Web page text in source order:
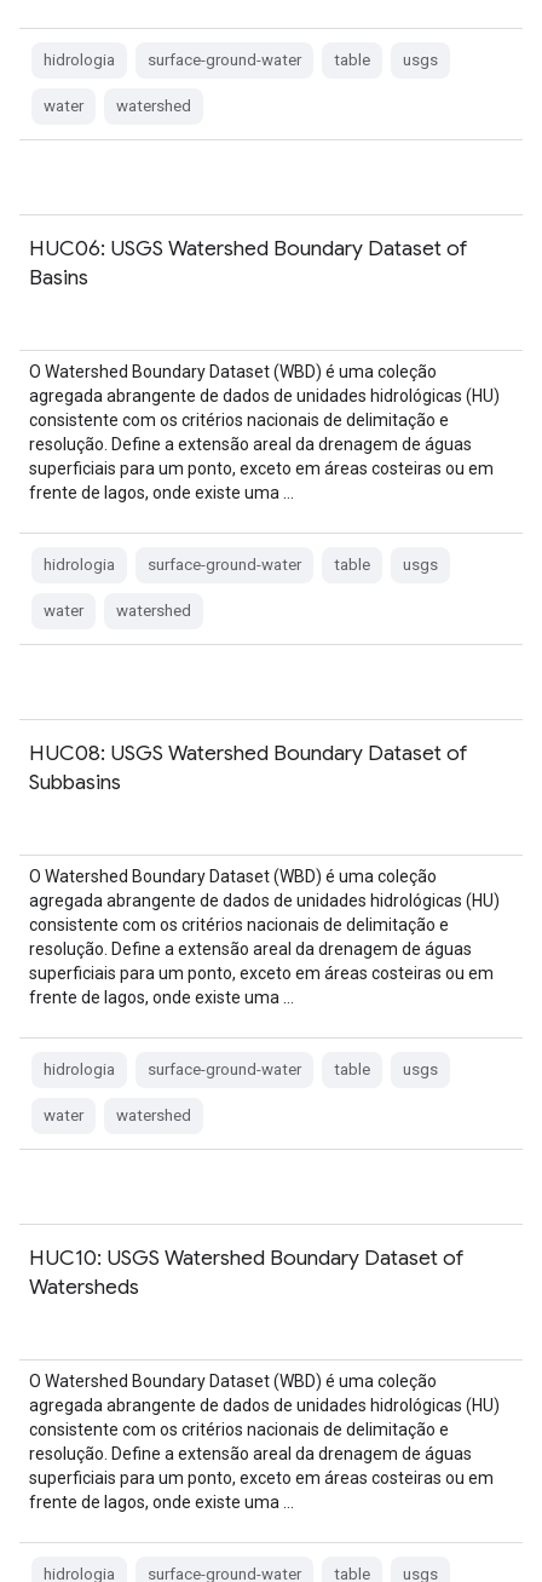
hidrologia surface-ground-water table usgs
water watershed
HUC06: USGS Watershed Boundary Dataset of
Basins
O Watershed Boundary Dataset (WBD) é uma coleção
agregada abrangente de dados de unidades hidrológicas (HU)
consistente com os critérios nacionais de delimitação e
resolução. Define a extensão areal da drenagem de águas
superficiais para um ponto, exceto em áreas costeiras ou em
frente de lagos, onde existe uma …
hidrologia surface-ground-water table usgs
water watershed
HUC08: USGS Watershed Boundary Dataset of
Subbasins
O Watershed Boundary Dataset (WBD) é uma coleção
agregada abrangente de dados de unidades hidrológicas (HU)
consistente com os critérios nacionais de delimitação e
resolução. Define a extensão areal da drenagem de águas
superficiais para um ponto, exceto em áreas costeiras ou em
frente de lagos, onde existe uma …
hidrologia surface-ground-water table usgs
water watershed
HUC10: USGS Watershed Boundary Dataset of
Watersheds
O Watershed Boundary Dataset (WBD) é uma coleção
agregada abrangente de dados de unidades hidrológicas (HU)
consistente com os critérios nacionais de delimitação e
resolução. Define a extensão areal da drenagem de águas
superficiais para um ponto, exceto em áreas costeiras ou em
frente de lagos, onde existe uma …
hidrologia surface-ground-water table usgs